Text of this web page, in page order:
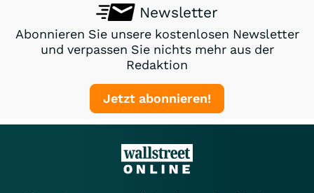
Newsletter
Abonnieren Sie unsere kostenlosen Newsletter
und verpassen Sie nichts mehr aus der
Redaktion
Jetzt abonnieren!